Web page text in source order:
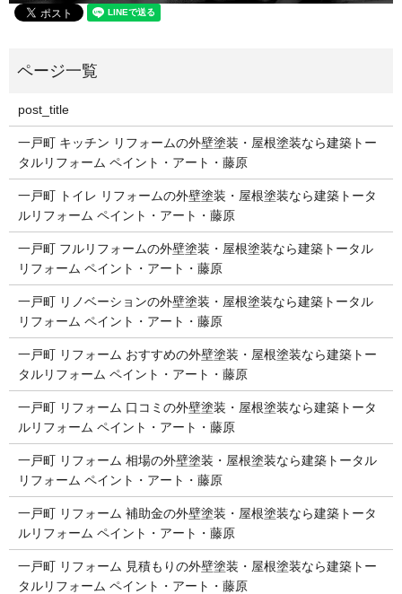
post_title
一戸町 キッチン リフォームの外壁塗装・屋根塗装なら建築トー
タルリフォーム ペイント・アート・藤原
一戸町 トイレ リフォームの外壁塗装・屋根塗装なら建築トータ
ルリフォーム ペイント・アート・藤原
一戸町 フルリフォームの外壁塗装・屋根塗装なら建築トータル
リフォーム ペイント・アート・藤原
一戸町 リノベーションの外壁塗装・屋根塗装なら建築トータル
リフォーム ペイント・アート・藤原
一戸町 リフォーム おすすめの外壁塗装・屋根塗装なら建築トー
タルリフォーム ペイント・アート・藤原
一戸町 リフォーム 口コミの外壁塗装・屋根塗装なら建築トータ
ルリフォーム ペイント・アート・藤原
一戸町 リフォーム 相場の外壁塗装・屋根塗装なら建築トータル
リフォーム ペイント・アート・藤原
一戸町 リフォーム 補助金の外壁塗装・屋根塗装なら建築トータ
ルリフォーム ペイント・アート・藤原
一戸町 リフォーム 見積もりの外壁塗装・屋根塗装なら建築トー
タルリフォーム ペイント・アート・藤原